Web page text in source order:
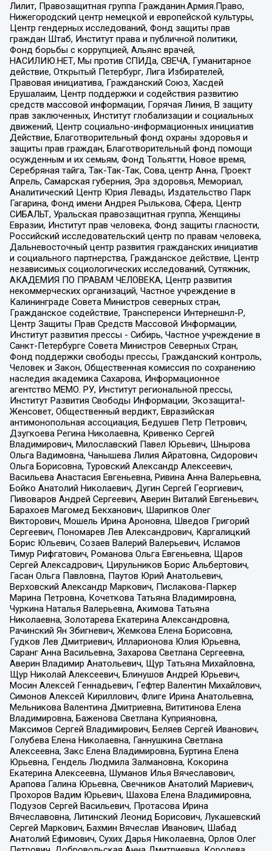
Лилит, Правозащитная группа Гражданин.Армия.Право,
Нижегородский центр немецкой и европейской культуры,
Центр гендерных исследований, Фонд защиты прав
граждан Штаб, Институт права и публичной политики,
Фонд борьбы с коррупцией, Альянс врачей,
НАСИЛИЮ.НЕТ, Мы против СПИДа, СВЕЧА, Гуманитарное
действие, Открытый Петербург, Лига Избирателей,
Правовая инициатива, Гражданский Союз, Хасдей
Ерушалаим, Центр поддержки и содействия развитию
средств массовой информации, Горячая Линия, В защиту
прав заключенных, Институт глобализации и социальных
движений, Центр социально-информационных инициатив
Действие, Благотворительный фонд охраны здоровья и
защиты прав граждан, Благотворительный фонд помощи
осужденным и их семьям, Фонд Тольятти, Новое время,
Серебряная тайга, Так-Так-Так, Сова, центр Анна, Проект
Апрель, Самарская губерния, Эра здоровья, Мемориал,
Аналитический Центр Юрия Левады, Издательство Парк
Гагарина, Фонд имени Андрея Рылькова, Сфера, Центр
СИБАЛЬТ, Уральская правозащитная группа, Женщины
Евразии, Институт прав человека, Фонд защиты гласности,
Российский исследовательский центр по правам человека,
Дальневосточный центр развития гражданских инициатив
и социального партнерства, Гражданское действие, Центр
независимых социологических исследований, Сутяжник,
АКАДЕМИЯ ПО ПРАВАМ ЧЕЛОВЕКА, Центр развития
некоммерческих организаций, Частное учреждение в
Калининграде Совета Министров северных стран,
Гражданское содействие, Трансперенси Интернешнл-Р,
Центр Защиты Прав Средств Массовой Информации,
Институт развития прессы - Сибирь, Частное учреждение в
Санкт-Петербурге Совета Министров Северных Стран,
Фонд поддержки свободы прессы, Гражданский контроль,
Человек и Закон, Общественная комиссия по сохранению
наследия академика Сахарова, Информационное
агентство МЕМО. РУ, Институт региональной прессы,
Институт Развития Свободы Информации, Экозащита!-
Женсовет, Общественный вердикт, Евразийская
антимонопольная ассоциация, Бедушев Петр Петрович,
Дзугкоева Регина Николаевна, Кривенко Сергей
Владимирович, Милославский Павел Юрьевич, Шнырова
Ольга Вадимовна, Чанышева Лилия Айратовна, Сидорович
Ольга Борисовна, Туровский Александр Алексеевич,
Васильева Анастасия Евгеньевна, Ривина Анна Валерьевна,
Бойко Анатолий Николаевич, Дугин Сергей Георгиевич,
Пивоваров Андрей Сергеевич, Аверин Виталий Евгеньевич,
Барахоев Магомед Бекханович, Шарипков Олег
Викторович, Мошель Ирина Ароновна, Шведов Григорий
Сергеевич, Пономарев Лев Александрович, Каргалицкий
Борис Юльевич, Созаев Валерий Валерьевич, Исламов
Тимур Рифгатович, Романова Ольга Евгеньевна, Щаров
Сергей Алексадрович, Цирульников Борис Альбертович,
Гасан Ольга Павловна, Паутов Юрий Анатольевич,
Верховский Александр Маркович, Пислакова-Паркер
Марина Петровна, Кочеткова Татьяна Владимировна,
Чуркина Наталья Валерьевна, Акимова Татьяна
Николаевна, Золотарева Екатерина Александровна,
Рачинский Ян Збигневич, Жемкова Елена Борисовна,
Гудков Лев Дмитриевич, Илларионова Юлия Юрьевна,
Саранг Анна Васильевна, Захарова Светлана Сергеевна,
Аверин Владимир Анатольевич, Щур Татьяна Михайловна,
Щур Николай Алексеевич, Блинушов Андрей Юрьевич,
Мосин Алексей Геннадьевич, Гефтер Валентин Михайлович,
Симонов Алексей Кириллович, Флиге Ирина Анатольевна,
Мельникова Валентина Дмитриевна, Вититинова Елена
Владимировна, Баженова Светлана Куприяновна,
Максимов Сергей Владимирович, Беляев Сергей Иванович,
Голубева Елена Николаевна, Ганнушкина Светлана
Алексеевна, Закс Елена Владимировна, Буртина Елена
Юрьевна, Гендель Людмила Залмановна, Кокорина
Екатерина Алексеевна, Шуманов Илья Вячеславович,
Арапова Галина Юрьевна, Свечников Анатолий Мариевич,
Прохоров Вадим Юрьевич, Шахова Елена Владимировна,
Подузов Сергей Васильевич, Протасова Ирина
Вячеславовна, Литинский Леонид Борисович, Лукашевский
Сергей Маркович, Бахмин Вячеслав Иванович, Шабад
Анатолий Ефимович, Сухих Дарья Николаевна, Орлов Олег